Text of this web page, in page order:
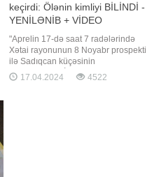
keçirdi: Ölənin kimliyi BİLİNDİ -
YENİLƏNİB + VİDEO
"Aprelin 17-də saat 7 radələrində
Xətai rayonunun 8 Noyabr prospekti
ilə Sadıqcan küçəsinin
kəsişməsində İsmayıl
Məmmədovun idarə etdiyi "Hyundai
17.04.2024 4522